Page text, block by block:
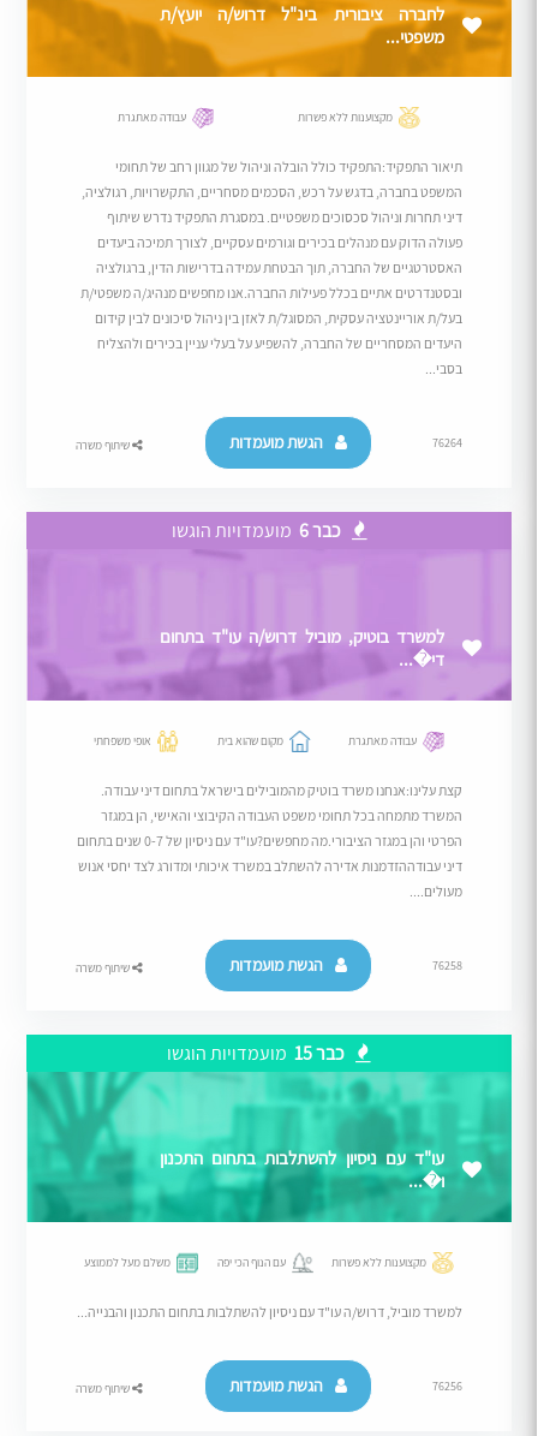
לחברה ציבורית בינ"ל דרוש/ה יועץ/ת
משפטי...
מקצוענות ללא פשרות עבודה מאתגרת
תיאור התפקיד:התפקיד כולל הובלה וניהול של מגוון רחב של תחומי
המשפט בחברה, בדגש על רכש, הסכמים מסחריים, התקשרויות, רגולציה,
דיני תחרות וניהול סכסוכים משפטיים. במסגרת התפקיד נדרש שיתוף
פעולה הדוק עם מנהלים בכירים וגורמים עסקיים, לצורך תמיכה ביעדים
האסטרטגיים של החברה, תוך הבטחת עמידה בדרישות הדין, ברגולציה
ובסטנדרטים אתיים בכלל פעילות החברה.אנו מחפשים מנהיג/ה משפטי/ת
בעל/ת אוריינטציה עסקית, המסוגל/ת לאזן בין ניהול סיכונים לבין קידום
היעדים המסחריים של החברה, להשפיע על בעלי עניין בכירים ולהצליח
בסבי...
76264 הגשת מועמדות שיתוף משרה
כבר 6 מועמדויות הוגשו
למשרד בוטיק, מוביל דרוש/ה עו"ד בתחום
די�...
עבודה מאתגרת מקום שהוא בית אופי משפחתי
קצת עלינו:אנחנו משרד בוטיק מהמובילים בישראל בתחום דיני עבודה.
המשרד מתמחה בכל תחומי משפט העבודה הקיבוצי והאישי, הן במגזר
הפרטי והן במגזר הציבורי.מה מחפשים?עו"ד עם ניסיון של 0-7 שנים בתחום
דיני עבודההזדמנות אדירה להשתלב במשרד איכותי ומדורג לצד יחסי אנוש
מעולים....
76258 הגשת מועמדות שיתוף משרה
כבר 15 מועמדויות הוגשו
עו"ד עם ניסיון להשתלבות בתחום התכנון
ו�...
מקצוענות ללא פשרות עם הנוף הכי יפה משלם מעל לממוצע
למשרד מוביל, דרוש/ה עו"ד עם ניסיון להשתלבות בתחום התכנון והבנייה...
76256 הגשת מועמדות שיתוף משרה